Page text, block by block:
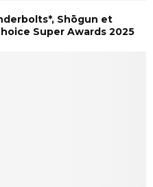
Shōgun et
Super Awards 2025